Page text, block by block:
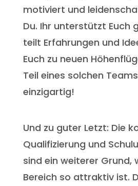
motiviert und
Du. Ihr unterstützt Euch
teilt Erfahrungen und
Euch zu neuen
Teil eines solchen
einzigartig!
Und zu guter Letzt: Die
Qualifizierung und
sind ein weiterer Grund,
Bereich so attraktiv ist.